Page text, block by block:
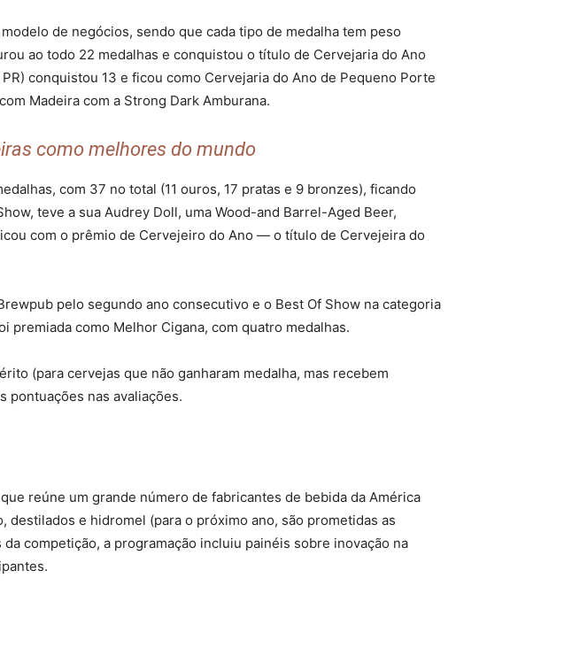
de negócios, sendo que cada tipo de medalha tem peso
ao todo 22 medalhas e conquistou o título de Cervejaria do Ano
conquistou 13 e ficou como Cervejaria do Ano de Pequeno Porte
Madeira com a Strong Dark Amburana.
como melhores do mundo
com 37 no total (11 ouros, 17 pratas e 9 bronzes), ficando
teve a sua Audrey Doll, uma Wood-and Barrel-Aged Beer,
com o prêmio de Cervejeiro do Ano — o título de Cervejeira do
pelo segundo ano consecutivo e o Best Of Show na categoria
premiada como Melhor Cigana, com quatro medalhas.
(para cervejas que não ganharam medalha, mas recebem
pontuações nas avaliações.
reúne um grande número de fabricantes de bebida da América
e hidromel (para o próximo ano, são prometidas as
competição, a programação incluiu painéis sobre inovação na